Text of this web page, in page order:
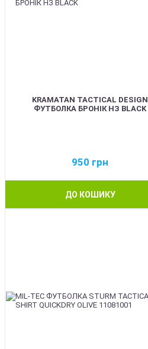
KRAMATAN TACTICAL DESIGN
ФУТБОЛКА БРОНІК НЗ BLACK
950 грн
ДО КОШИКУ